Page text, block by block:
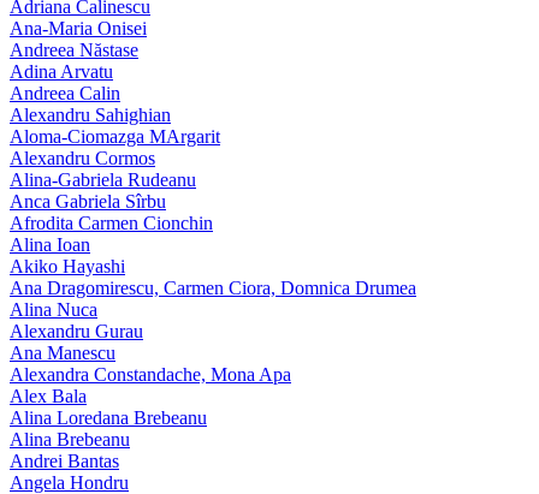
Adriana Calinescu
Ana-Maria Onisei
Andreea Năstase
Adina Arvatu
Andreea Calin
Alexandru Sahighian
Aloma-Ciomazga MArgarit
Alexandru Cormos
Alina-Gabriela Rudeanu
Anca Gabriela Sîrbu
Afrodita Carmen Cionchin
Alina Ioan
Akiko Hayashi
Ana Dragomirescu, Carmen Ciora, Domnica Drumea
Alina Nuca
Alexandru Gurau
Ana Manescu
Alexandra Constandache, Mona Apa
Alex Bala
Alina Loredana Brebeanu
Alina Brebeanu
Andrei Bantas
Angela Hondru